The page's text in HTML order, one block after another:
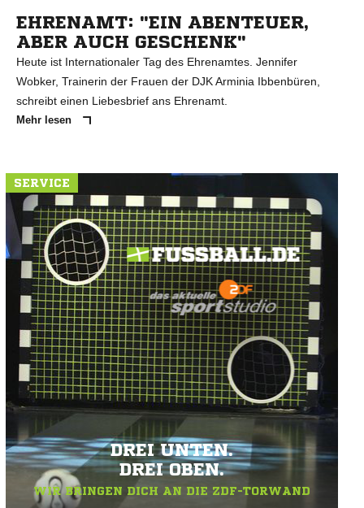
EHRENAMT: "EIN ABENTEUER,
ABER AUCH GESCHENK"
Heute ist Internationaler Tag des Ehrenamtes. Jennifer
Wobker, Trainerin der Frauen der DJK Arminia Ibbenbüren,
schreibt einen Liebesbrief ans Ehrenamt.
Mehr lesen
SERVICE
DREI UNTEN.
DREI OBEN.
WIR BRINGEN DICH AN DIE ZDF-TORWAND